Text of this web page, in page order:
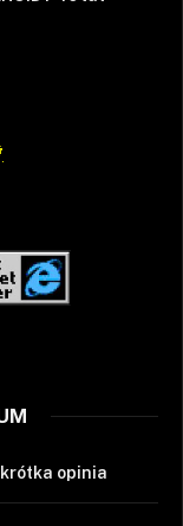
krótka opinia